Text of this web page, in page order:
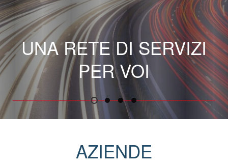
UNA RETE DI SERVIZI
PER VOI
AZIENDE